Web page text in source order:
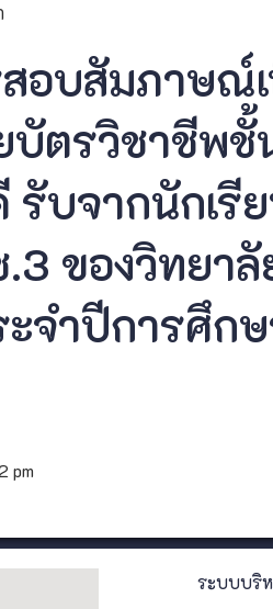
อบสัมภาษณ์
บัตรวิชาชีพชั้
รับจากนักเรี
ของวิทยาลั
จำปีการศึก
pm
ระบบบริ